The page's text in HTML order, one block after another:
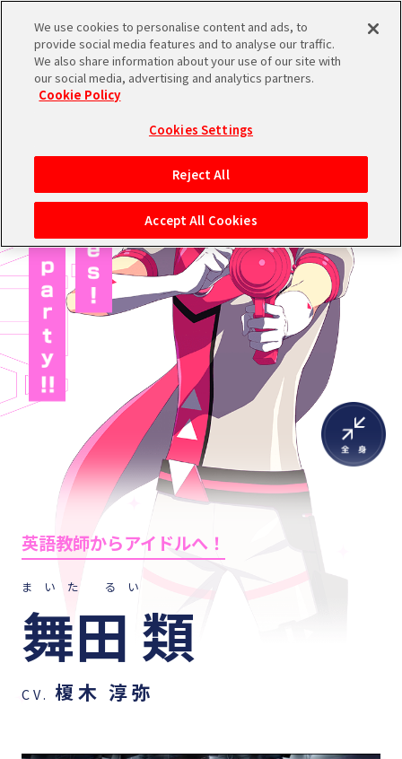
ブランドTOPへ
英語教師からアイドルへ！
まいた るい
舞田 類
CV. 榎木 淳弥
We use cookies to personalise content and ads, to
provide social media features and to analyse our traffic.
We also share information about your use of our site with
our social media, advertising and analytics partners.
Cookie Policy
Cookies Settings
Reject All
Accept All Cookies